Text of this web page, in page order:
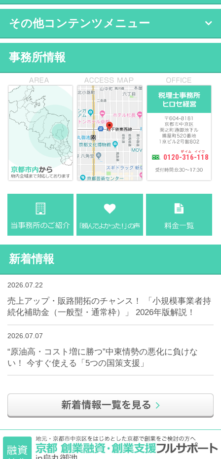
その他コンテンツメニュー
事務所情報
0120-316-118
新着情報
2026.07.22
売上アップ・販路開拓のチャンス！ 「小規模事業者持
続化補助金（一般型・通常枠）」 2026年版解説！
2026.07.07
“原油高・コスト増に勝つ”中東情勢の悪化に負けな
い！ 今すぐ使える「5つの国策支援」